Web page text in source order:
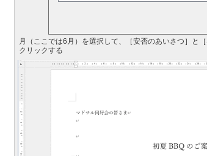
月（ここでは6月）を選択して、［安否のあいさつ］と
クリックする